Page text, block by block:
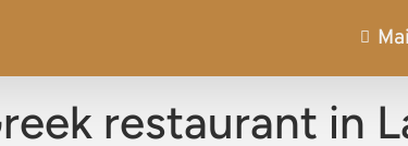
restaurant in